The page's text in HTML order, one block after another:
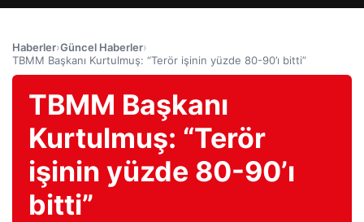
Haberler›Güncel Haberler›
TBMM Başkanı Kurtulmuş: “Terör işinin yüzde 80-90’ı bitti”
TBMM Başkanı
Kurtulmuş: “Terör
işinin yüzde 80-90’ı
bitti”